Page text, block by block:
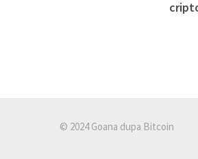
© 2024 Goana dupa Bitcoin